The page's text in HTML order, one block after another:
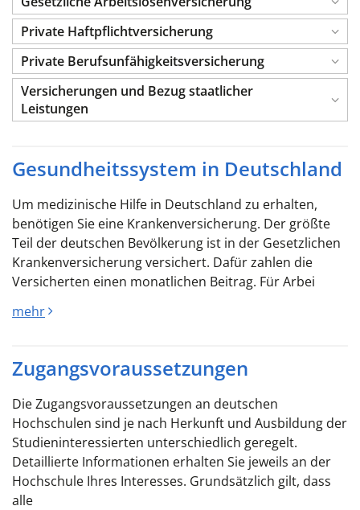
Private Haftpflichtversicherung
Private Berufsunfähigkeitsversicherung
Versicherungen und Bezug staatlicher
Leistungen
Gesundheitssystem in Deutschland
Um medizinische Hilfe in Deutschland zu erhalten,
benötigen Sie eine Krankenversicherung. Der größte
Teil der deutschen Bevölkerung ist in der Gesetzlichen
Krankenversicherung versichert. Dafür zahlen die
Versicherten einen monatlichen Beitrag. Für Arbei
mehr
Zugangsvoraussetzungen
Die Zugangsvoraussetzungen an deutschen
Hochschulen sind je nach Herkunft und Ausbildung der
Studieninteressierten unterschiedlich geregelt.
Detaillierte Informationen erhalten Sie jeweils an der
Hochschule Ihres Interesses. Grundsätzlich gilt, dass
alle